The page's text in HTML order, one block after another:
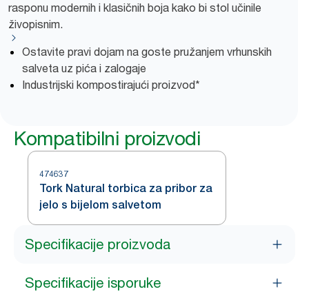
rasponu modernih i klasičnih boja kako bi stol učinile
živopisnim.
Ostavite pravi dojam na goste pružanjem vrhunskih
salveta uz pića i zalogaje
Industrijski kompostirajući proizvod*
Kompatibilni proizvodi
474637
Tork Natural torbica za pribor za
jelo s bijelom salvetom
Specifikacije proizvoda
Specifikacije isporuke